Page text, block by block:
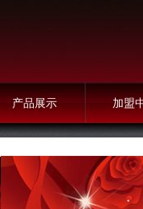
产品展示 加盟